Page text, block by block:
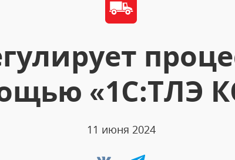
«1С:ТЛЭ
11 июня 2024